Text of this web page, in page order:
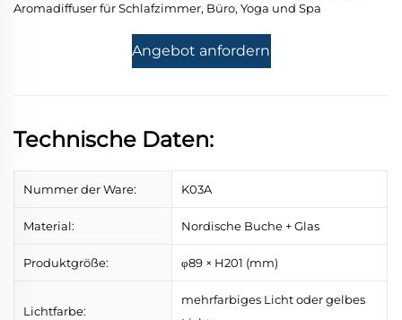
Aromadiffuser für Schlafzimmer, Büro, Yoga und Spa
Angebot anfordern
Technische Daten:
Nummer der Ware: K03A
Material: Nordische Buche + Glas
Produktgröße: φ89 × H201 (mm)
Lichtfarbe:
mehrfarbiges Licht oder gelbes